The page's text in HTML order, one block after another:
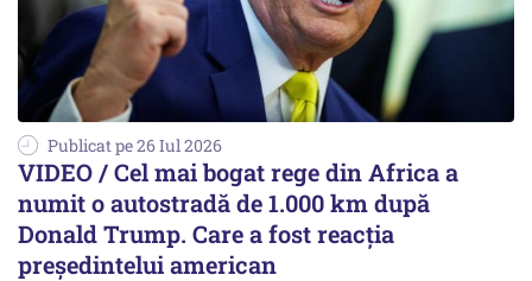
Publicat pe 26 Iul 2026
VIDEO / Cel mai bogat rege din Africa a
numit o autostradă de 1.000 km după
Donald Trump. Care a fost reacția
președintelui american